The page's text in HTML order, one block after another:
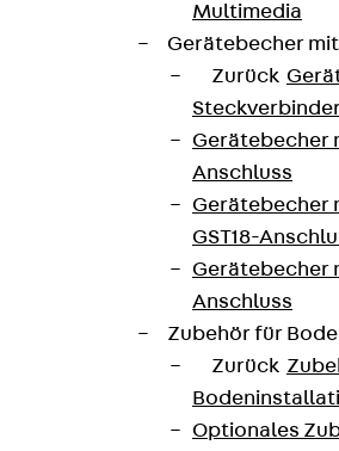
Multimedia
Gerätebecher
Zurück
Gerätebecher
Anschluss
Gerätebecher
GST18-
Gerätebecher
Anschluss
Zubehör für
Zurück
Optionales